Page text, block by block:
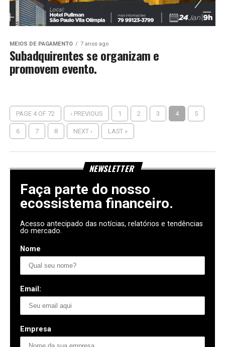
MEIOS DE PAGAMENTO 7 anos ago
Subadquirentes se organizam e
promovem evento.
PAGE 4 OF 72 ‹ PREVIOUS 1 2 3 4 5
6 7 8 NEXT › LAST »
NEWSLETTER
Faça parte do nosso
ecossistema financeiro.
Acesso antecipado das notícias, relatórios e tendências
do mercado.
Nome
Email:
Empresa